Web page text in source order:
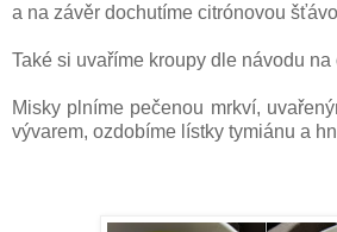
a na závěr dochutíme citrónovou
Také si uvaříme kroupy dle návodu na
Misky plníme pečenou mrkví,
vývarem, ozdobíme lístky tymiánu a